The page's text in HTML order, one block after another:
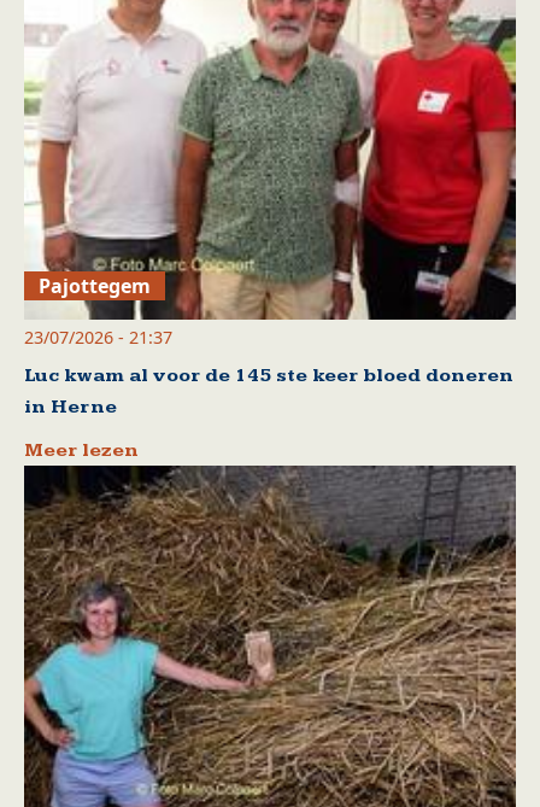
Pajottegem
23/07/2026 - 21:37
Luc kwam al voor de 145 ste keer bloed doneren
in Herne
Meer lezen